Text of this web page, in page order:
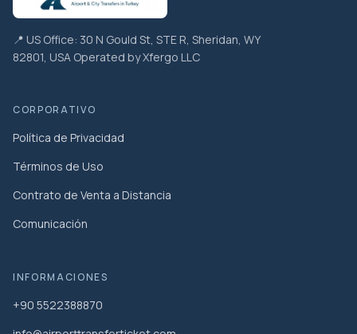
📍 US Office: 30 N Gould St, STE R, Sheridan, WY
82801, USA Operated by Xfergo LLC
CORPORATIVO
Política de Privacidad
Términos de Uso
Contrato de Venta a Distancia
Comunicación
INFORMACIONES
+90 5522388870